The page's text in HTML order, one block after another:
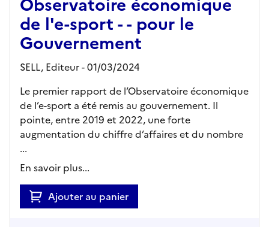
de l'e-sport - - pour le
Gouvernement
SELL, Editeur- 01/03/2024
Le premier rapport de l’Observatoire économique
de l’e-sport a été remis au gouvernement. Il
pointe, entre 2019 et 2022, une forte
augmentation du chiffre d’affaires et du nombre
...
En savoir plus...
Ajouter au panier